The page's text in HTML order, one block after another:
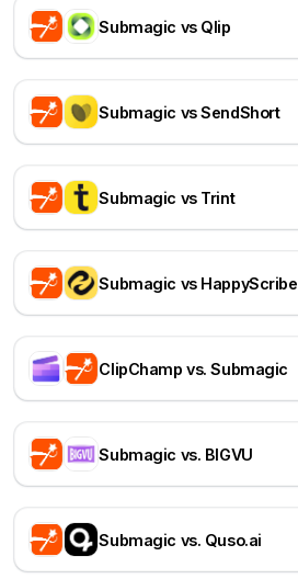
Submagic vs Qlip
Submagic vs SendShort
Submagic vs Trint
Submagic vs HappyScribe
ClipChamp vs. Submagic
Submagic vs. BIGVU
Submagic vs. Quso.ai